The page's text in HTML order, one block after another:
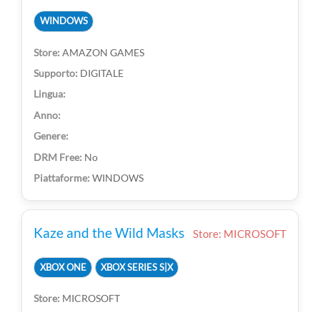
WINDOWS
AMAZON GAMES
DIGITALE
No
WINDOWS
Kaze and the Wild Masks Store: MICROSOFT
XBOX ONE XBOX SERIES S|X
MICROSOFT